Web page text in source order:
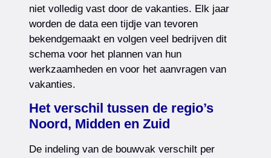
niet volledig vast door de vakanties. Elk jaar
worden de data een tijdje van tevoren
bekendgemaakt en volgen veel bedrijven dit
schema voor het plannen van hun
werkzaamheden en voor het aanvragen van
vakanties.
Het verschil tussen de regio’s
Noord, Midden en Zuid
De indeling van de bouwvak verschilt per